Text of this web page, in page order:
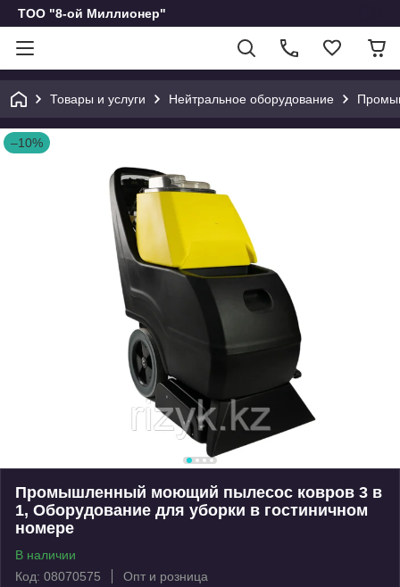
ТОО "8-ой Миллионер"
Товары и услуги Нейтральное оборудование
–10%
Промышленный моющий пылесос ковров 3 в
1, Оборудование для уборки в гостиничном
номере
В наличии
Код: 08070575
Опт и розница